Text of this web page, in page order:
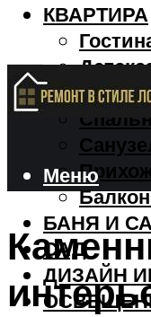
КВАРТИРА
Кухня
БАНЯ И
САД
ДИЗАЙН
Меню